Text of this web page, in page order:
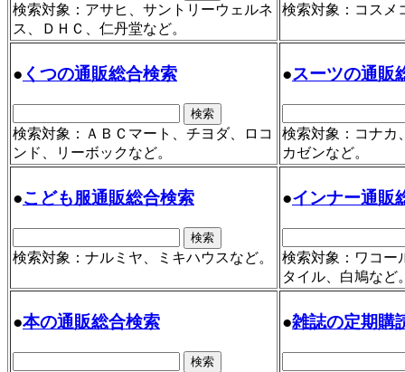
検索対象：アサヒ、サントリーウェルネ
ス、ＤＨＣ、仁丹堂など。
検索対象：コスメ
● くつの通販総合検索
検索対象：ＡＢＣマート、チヨダ、ロコ
ンド、リーボックなど。
●スーツの通販
検索対象：コナカ
カゼンなど。
●こども服通販総合検索
検索対象：ナルミヤ、ミキハウスなど。
●インナー通販
検索対象：ワコー
タイル、白鳩など
●本の通販総合検索 ●雑誌の定期購